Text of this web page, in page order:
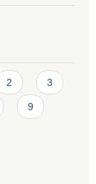
2 3
9